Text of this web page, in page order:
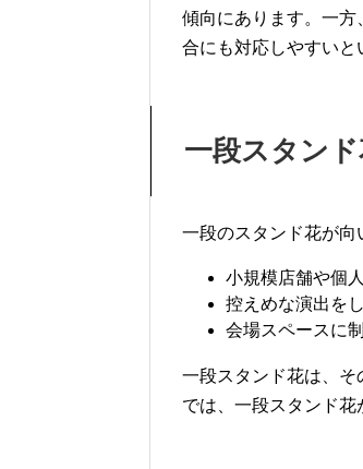
傾向にあります。一
合にも対応しやすいと
一段スタン
一段のスタンド花が向
小規模店舗や個
控えめな演出を
会場スペースに
一段スタンド花は、そ
では、一段スタンド花